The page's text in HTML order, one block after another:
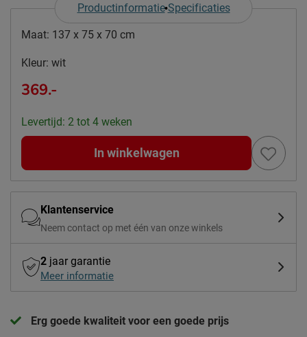
Productinformatie Specificaties
Maat: 137 x 75 x 70 cm
Kleur: wit
369.-
Levertijd: 2 tot 4 weken
In winkelwagen
Klantenservice
Neem contact op met één van onze winkels
2 jaar garantie
Meer informatie
Erg goede kwaliteit voor een goede prijs